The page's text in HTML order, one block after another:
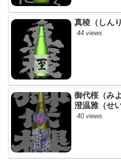
真稜（しん
44 views
御代桜（み
澄温雅（せ
40 views